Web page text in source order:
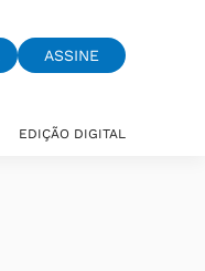
ASSINE
EDIÇÃO DIGITAL